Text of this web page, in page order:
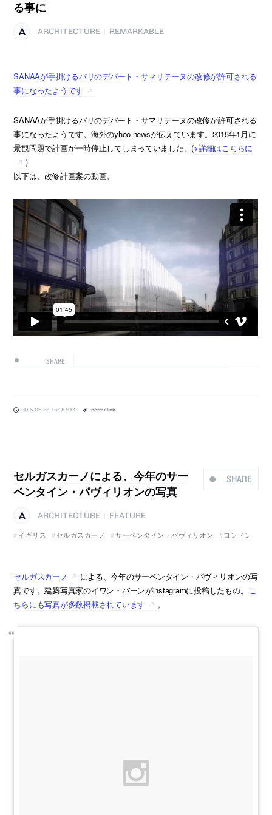
る事に
ARCHITECTURE REMARKABLE
SANAAが手掛けるパリのデパート・サマリテーヌの改修が許可される
事になったようです
SANAAが手掛けるパリのデパート・サマリテーヌの改修が許可される
事になったようです。海外のyhoo newsが伝えています。2015年1月に
景観問題で計画が一時停止してしまっていました。(※詳細はこちらに
)
以下は、改修計画案の動画。
SHARE
2015.06.23 Tue 10:03 permalink
SHARE
セルガスカーノによる、今年のサー
ペンタイン・パヴィリオンの写真
ARCHITECTURE
FEATURE
イギリス
セルガスカーノ サーペンタイン・パヴィリオン ロンドン
セルガスカーノ
による、今年のサーペンタイン・パヴィリオンの写
真です。建築写真家のイワン・バーンがinstagramに投稿したもの。 こ
ちらにも写真が多数掲載されています
。